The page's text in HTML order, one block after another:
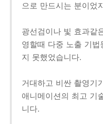
으로 만드시는 분이었
광선검이나 빛 효과같
영할때 다중 노출 기
지 못했었습니다.
거대하고 비싼 촬영기
애니메이션의 최고 기
니다.